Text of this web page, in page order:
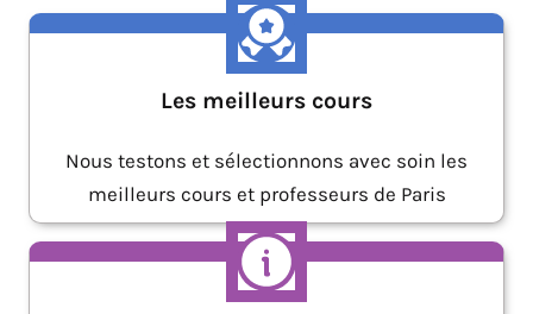
Les meilleurs cours
Nous testons et sélectionnons avec soin les
meilleurs cours et professeurs de Paris